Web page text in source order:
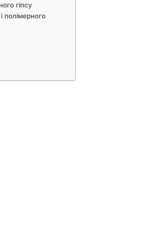
гіпсу
полімерного